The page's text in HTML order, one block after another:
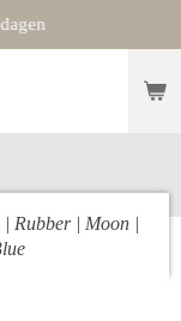
Rubber | Moon |